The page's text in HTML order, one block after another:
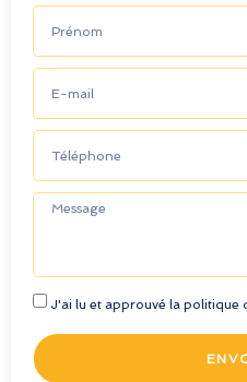
J'ai lu et approuvé la politique